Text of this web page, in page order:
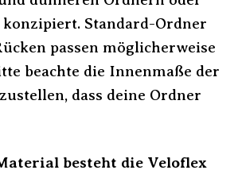
Standard-Ordner
passen möglicherweise
beachte die Innenmaße der
dass deine Ordner
besteht die Veloflex